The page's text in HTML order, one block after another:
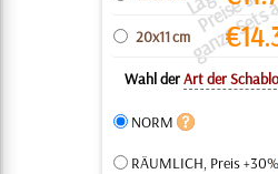
20x11 cm €
Wahl derArt der
NORM
RÄUMLICH, Preis +30%